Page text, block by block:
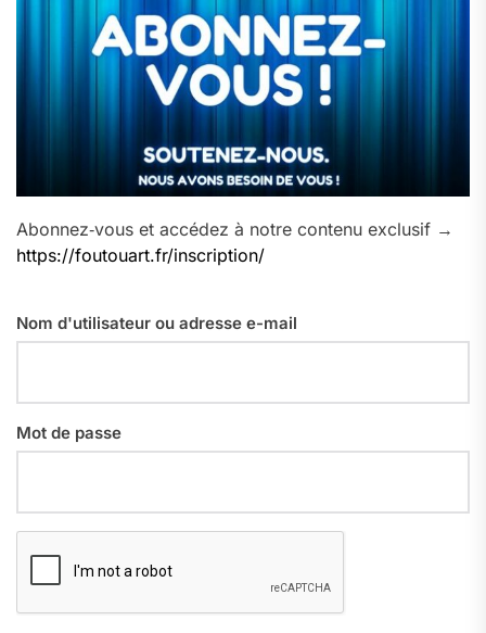
Abonnez‑vous et accédez à notre contenu exclusif →
https://foutouart.fr/inscription/
Nom d'utilisateur ou adresse e-mail
Mot de passe